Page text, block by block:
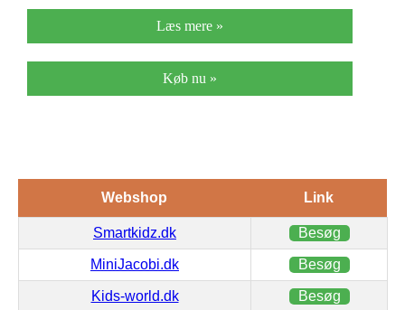
Læs mere »
Køb nu »
Webshop Link
Smartkidz.dk Besøg
MiniJacobi.dk Besøg
Kids-world.dk Besøg